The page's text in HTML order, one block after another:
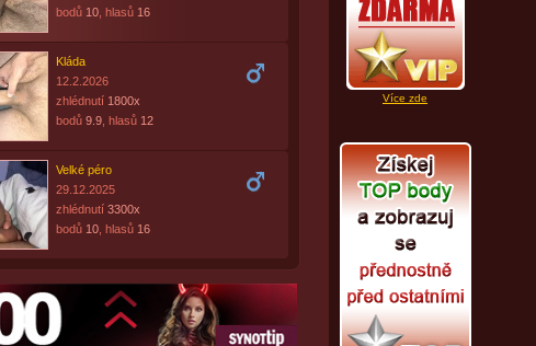
Více zde
bodů 10, hlasů 16
Kláda
12.2.2026
zhlédnutí 1800x
bodů 9.9, hlasů 12
Velké péro
29.12.2025
zhlédnutí 3300x
bodů 10, hlasů 16